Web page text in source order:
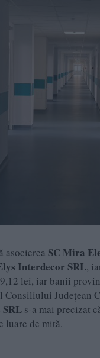
asocierea SC Mira
Interdecor SRL,
lei, iar banii
Județean
s-a mai precizat
luare de mită.